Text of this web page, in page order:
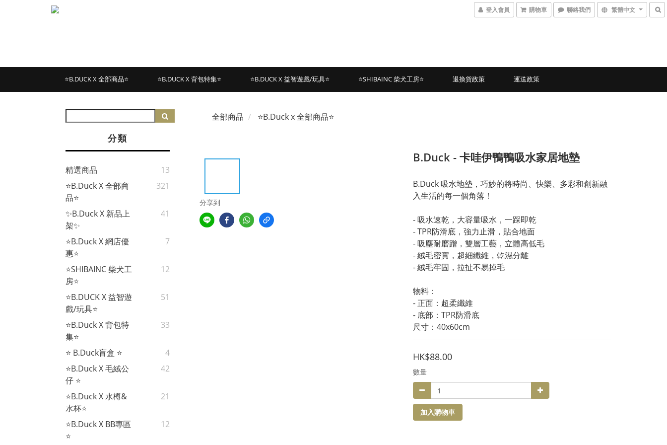
登入會員 購物車 聯絡我們 繁體中文
⭐B.DUCK X 全部商品⭐ ⭐B.DUCK X 背包特集⭐ ⭐B.DUCK X 益智遊戲/玩具⭐ ⭐SHIBAINC 柴犬工房⭐ 退換貨政策 運送政策
分類
精選商品
13
⭐B.Duck X 全部商
品⭐
321
✨B.Duck X 新品上
架✨
41
⭐B.Duck X 網店優
惠⭐
7
⭐SHIBAINC 柴犬工
房⭐
12
⭐B.DUCK X 益智遊
戲/玩具⭐
51
⭐B.Duck X 背包特
集⭐
33
⭐ B.Duck盲盒 ⭐
4
⭐B.Duck X 毛絨公
仔 ⭐
42
⭐B.Duck X 水樽&
水杯⭐
21
⭐B.Duck X BB專區
⭐
12
全部商品 ⭐B.Duck x 全部商品⭐
分享到
B.Duck - 卡哇伊鴨鴨吸水家居地墊
B.Duck 吸水地墊，巧妙的將時尚、快樂、多彩和創新融
入生活的每一個角落！
- 吸水速乾，大容量吸水，一踩即乾
- TPR防滑底，強力止滑，貼合地面
- 吸塵耐磨蹭，雙層工藝，立體高低毛
- 絨毛密實，超細纖維，乾濕分離
- 絨毛牢固，拉扯不易掉毛
物料：
- 正面：超柔纖維
- 底部：TPR防滑底
尺寸：40x60cm
HK$88.00
數量
加入購物車